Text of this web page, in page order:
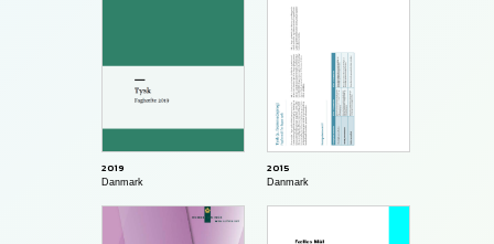
2019
Danmark
2015
Danmark